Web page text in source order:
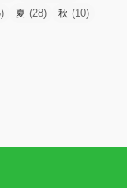
夏 (28) 秋 (10)